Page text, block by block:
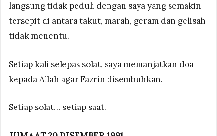
langsung tidak peduli dengan saya yang semakin
tersepit di antara takut, marah, geram dan gelisah
tidak menentu.
Setiap kali selepas solat, saya memanjatkan doa
kepada Allah agar Fazrin disembuhkan.
Setiap solat… setiap saat.